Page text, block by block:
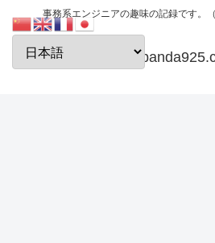
事務系エンジニアの趣味の記録です。